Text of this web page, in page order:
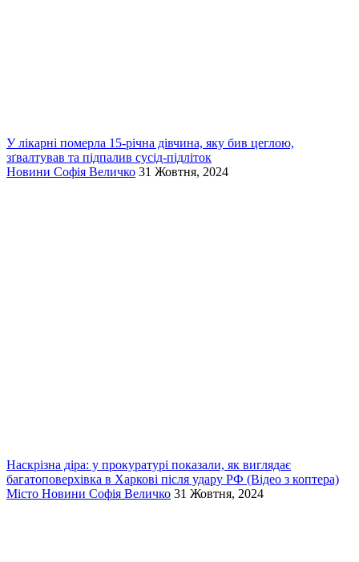
У лікарні померла 15-річна дівчина, яку бив цеглою,
зґвалтував та підпалив сусід-підліток
Новини Софія Величко 31 Жовтня, 2024
Наскрізна діра: у прокуратурі показали, як виглядає
багатоповерхівка в Харкові після удару РФ (Відео з коптера)
Місто Новини Софія Величко 31 Жовтня, 2024